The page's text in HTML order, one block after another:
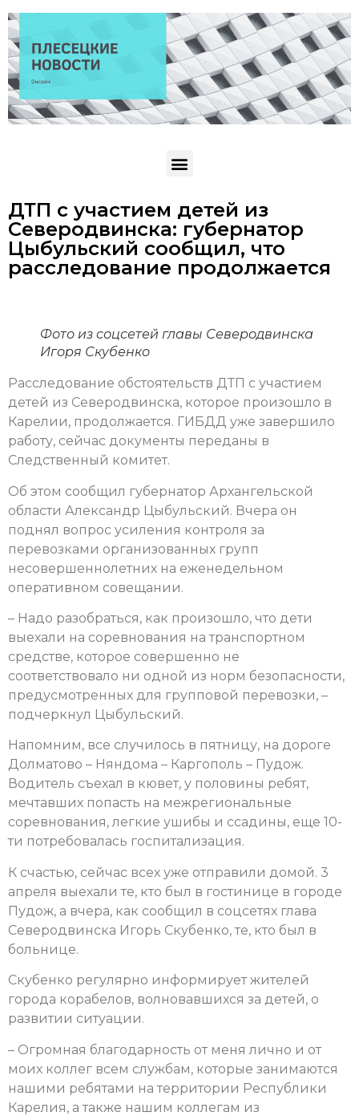
ДТП с участием детей из
Северодвинска: губернатор
Цыбульский сообщил, что
расследование продолжается
Фото из соцсетей главы Северодвинска
Игоря Скубенко
Расследование обстоятельств ДТП с участием
детей из Северодвинска, которое произошло в
Карелии, продолжается. ГИБДД уже завершило
работу, сейчас документы переданы в
Следственный комитет.
Об этом сообщил губернатор Архангельской
области Александр Цыбульский. Вчера он
поднял вопрос усиления контроля за
перевозками организованных групп
несовершеннолетних на еженедельном
оперативном совещании.
– Надо разобраться, как произошло, что дети
выехали на соревнования на транспортном
средстве, которое совершенно не
соответствовало ни одной из норм безопасности,
предусмотренных для групповой перевозки, –
подчеркнул Цыбульский.
Напомним, все случилось в пятницу, на дороге
Долматово – Няндома – Каргополь – Пудож.
Водитель съехал в кювет, у половины ребят,
мечтавших попасть на межрегиональные
соревнования, легкие ушибы и ссадины, еще 10-
ти потребовалась госпитализация.
К счастью, сейчас всех уже отправили домой. 3
апреля выехали те, кто был в гостинице в городе
Пудож, а вчера, как сообщил в соцсетях глава
Северодвинска Игорь Скубенко, те, кто был в
больнице.
Скубенко регулярно информирует жителей
города корабелов, волновавшихся за детей, о
развитии ситуации.
– Огромная благодарность от меня лично и от
моих коллег всем службам, которые занимаются
нашими ребятами на территории Республики
Карелия, а также нашим коллегам из